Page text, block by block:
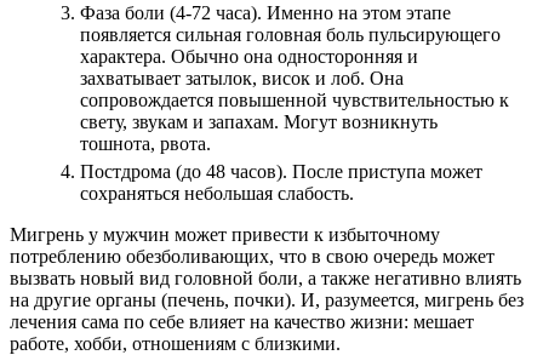
Фаза боли (4-72 часа). Именно на этом этапе
появляется сильная головная боль пульсирующего
характера. Обычно она односторонняя и
захватывает затылок, висок и лоб. Она
сопровождается повышенной чувствительностью к
свету, звукам и запахам. Могут возникнуть
тошнота, рвота.
Постдрома (до 48 часов). После приступа может
сохраняться небольшая слабость.
Мигрень у мужчин может привести к избыточному
потреблению обезболивающих, что в свою очередь может
вызвать новый вид головной боли, а также негативно влиять
на другие органы (печень, почки). И, разумеется, мигрень без
лечения сама по себе влияет на качество жизни: мешает
работе, хобби, отношениям с близкими.